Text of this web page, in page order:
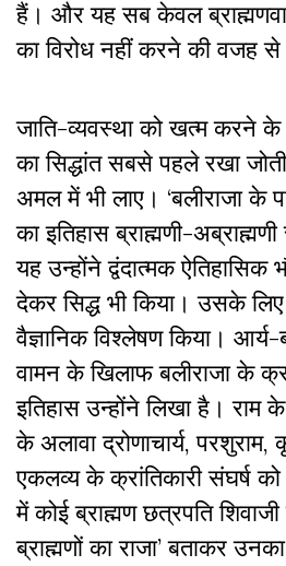
हैं। और यह सब केवल
का विरोध नहीं करने की वजह से
जाति-व्यवस्था को खत्म करने के
का सिद्धांत सबसे पहले रखा
अमल में भी लाए। ‘बलीराजा के
का इतिहास ब्राह्मणी-
यह उन्होंने द्वंदात्मक ऐतिहासिक
देकर सिद्ध भी किया। उसके लिए
वैज्ञानिक विश्लेषण किया। आर्य-
वामन के खिलाफ बलीराजा के
इतिहास उन्होंने लिखा है। राम
के अलावा द्रोणाचार्य,
एकलव्य के क्रांतिकारी संघर्ष
में कोई ब्राह्मण छत्रपति शिवाजी
ब्राह्मणों का राजा’ बताकर